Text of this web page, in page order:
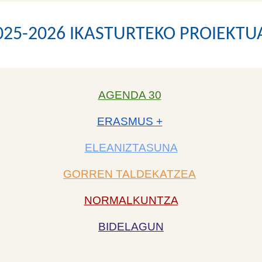
5-2026 IKASTURTEKO
AGENDA 30
ERASMUS +
ELEANIZTASUNA
GORREN TALDEKATZEA
NORMALKUNTZA
BIDELAGUN